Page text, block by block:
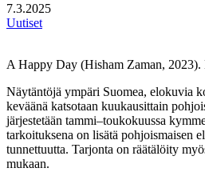
7.3.2025
Uutiset
A Happy Day (Hisham Zaman,
Näytäntöjä ympäri Suomea, elokuvia
keväänä katsotaan kuukausittain
järjestetään tammi–toukokuussa
tarkoituksena on lisätä pohjoismaisen
tunnettuutta. Tarjonta on räätälöity
mukaan.